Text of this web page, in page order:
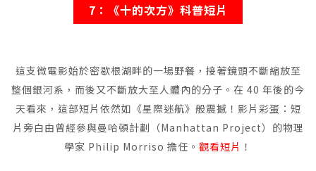
7：《十的次方》科普短片
這支微電影始於密歇根湖畔的一場野餐，接著鏡頭不斷縮放至
整個銀河系，而後又不斷放大至人體內的分子。在 40 年後的今
天看來，這部短片依然如《星際迷航》般震撼！影片彩蛋：短
片旁白由曾經參與曼哈頓計劃（Manhattan Project）的物理
學家 Philip Morriso 擔任。 觀看短片 ！